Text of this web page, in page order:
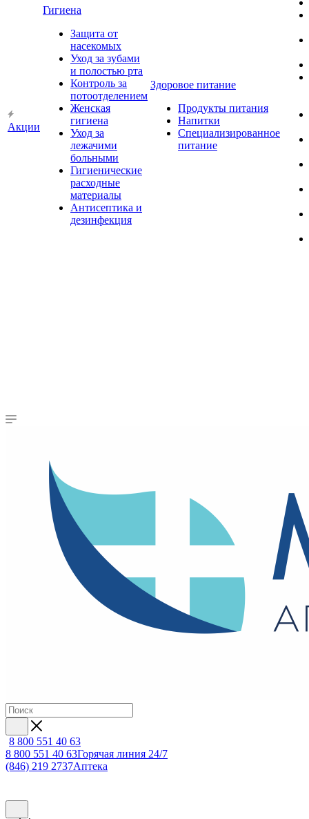
Акции
Гигиена
Защита от
насекомых
Уход за зубами
и полостью рта
Контроль за
потоотделением
Женская
гигиена
Уход за
лежачими
больными
Гигиенические
расходные
материалы
Антисептика и
дезинфекция
Здоровое питание
Продукты питания
Напитки
Специализированное
питание
8 800 551 40 63
8 800 551 40 63Горячая линия 24/7
(846) 219 2737Аптека